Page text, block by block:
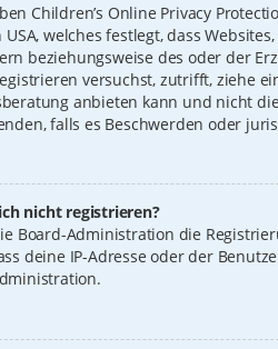
Children’s Online Privacy
welches festlegt, dass
beziehungsweise des oder der
versuchst, zutrifft, ziehe
anbieten kann und nicht
falls es Beschwerden oder
nicht registrieren?
Board-Administration die
deine IP-Adresse oder der